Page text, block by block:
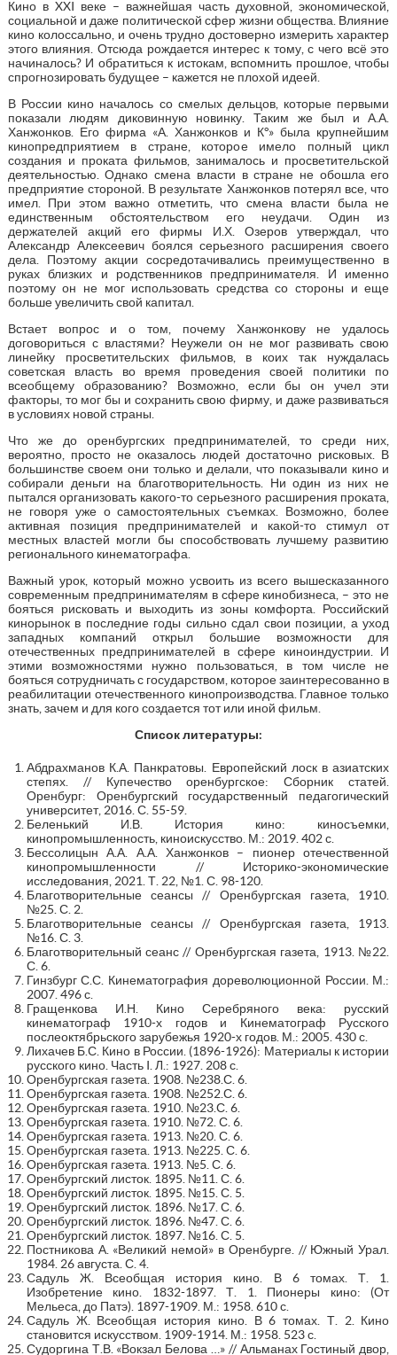
Кино в XXI веке – важнейшая часть духовной, экономической,
социальной и даже политической сфер жизни общества. Влияние
кино колоссально, и очень трудно достоверно измерить характер
этого влияния. Отсюда рождается интерес к тому, с чего всё это
начиналось? И обратиться к истокам, вспомнить прошлое, чтобы
спрогнозировать будущее – кажется не плохой идеей.
В России кино началось со смелых дельцов, которые первыми
показали людям диковинную новинку. Таким же был и А.А.
Ханжонков. Его фирма «А. Ханжонков и К°» была крупнейшим
кинопредприятием в стране, которое имело полный цикл
создания и проката фильмов, занималось и просветительской
деятельностью. Однако смена власти в стране не обошла его
предприятие стороной. В результате Ханжонков потерял все, что
имел. При этом важно отметить, что смена власти была не
единственным обстоятельством его неудачи. Один из
держателей акций его фирмы И.Х. Озеров утверждал, что
Александр Алексеевич боялся серьезного расширения своего
дела. Поэтому акции сосредотачивались преимущественно в
руках близких и родственников предпринимателя. И именно
поэтому он не мог использовать средства со стороны и еще
больше увеличить свой капитал.
Встает вопрос и о том, почему Ханжонкову не удалось
договориться с властями? Неужели он не мог развивать свою
линейку просветительских фильмов, в коих так нуждалась
советская власть во время проведения своей политики по
всеобщему образованию? Возможно, если бы он учел эти
факторы, то мог бы и сохранить свою фирму, и даже развиваться
в условиях новой страны.
Что же до оренбургских предпринимателей, то среди них,
вероятно, просто не оказалось людей достаточно рисковых. В
большинстве своем они только и делали, что показывали кино и
собирали деньги на благотворительность. Ни один из них не
пытался организовать какого-то серьезного расширения проката,
не говоря уже о самостоятельных съемках. Возможно, более
активная позиция предпринимателей и какой-то стимул от
местных властей могли бы способствовать лучшему развитию
регионального кинематографа.
Важный урок, который можно усвоить из всего вышесказанного
современным предпринимателям в сфере кинобизнеса, – это не
бояться рисковать и выходить из зоны комфорта. Российский
кинорынок в последние годы сильно сдал свои позиции, а уход
западных компаний открыл большие возможности для
отечественных предпринимателей в сфере киноиндустрии. И
этими возможностями нужно пользоваться, в том числе не
бояться сотрудничать с государством, которое заинтересованно в
реабилитации отечественного кинопроизводства. Главное только
знать, зачем и для кого создается тот или иной фильм.
Список литературы:
Абдрахманов К.А. Панкратовы. Европейский лоск в азиатских
степях. // Купечество оренбургское: Сборник статей.
Оренбург: Оренбургский государственный педагогический
университет, 2016. С. 55-59.
Беленький И.В. История кино: киносъемки,
кинопромышленность, киноискусство. М.: 2019. 402 с.
Бессолицын А.А. А.А. Ханжонков – пионер отечественной
кинопромышленности // Историко-экономические
исследования, 2021. Т. 22, №1. С. 98-120.
Благотворительные сеансы // Оренбургская газета, 1910.
№25. С. 2.
Благотворительные сеансы // Оренбургская газета, 1913.
№16. С. 3.
Благотворительный сеанс // Оренбургская газета, 1913. №22.
С. 6.
Гинзбург С.С. Кинематография дореволюционной России. М.:
2007. 496 с.
Гращенкова И.Н. Кино Серебряного века: русский
кинематограф 1910-х годов и Кинематограф Русского
послеоктябрьского зарубежья 1920-х годов. М.: 2005. 430 с.
Лихачев Б.С. Кино в России. (1896-1926): Материалы к истории
русского кино. Часть I. Л.: 1927. 208 с.
Оренбургская газета. 1908. №238.С. 6.
Оренбургская газета. 1908. №252.С. 6.
Оренбургская газета. 1910. №23.С. 6.
Оренбургская газета. 1910. №72. С. 6.
Оренбургская газета. 1913. №20. С. 6.
Оренбургская газета. 1913. №225. С. 6.
Оренбургская газета. 1913. №5. С. 6.
Оренбургский листок. 1895. №11. С. 6.
Оренбургский листок. 1895. №15. С. 5.
Оренбургский листок. 1896. №17. С. 6.
Оренбургский листок. 1896. №47. С. 6.
Оренбургский листок. 1897. №16. С. 5.
Постникова А. «Великий немой» в Оренбурге. // Южный Урал.
1984. 26 августа. С. 4.
Садуль Ж. Всеобщая история кино. В 6 томах. Т. 1.
Изобретение кино. 1832-1897. Т. 1. Пионеры кино: (От
Мельеса, до Патэ). 1897-1909. М.: 1958. 610 с.
Садуль Ж. Всеобщая история кино. В 6 томах. Т. 2. Кино
становится искусством. 1909-1914. М.: 1958. 523 с.
Судоргина Т.В. «Вокзал Белова …» // Альманах Гостиный двор,